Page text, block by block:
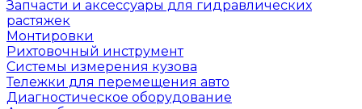
Запчасти и аксессуары для гидравлических
растяжек
Монтировки
Рихтовочный инструмент
Системы измерения кузова
Тележки для перемещения авто
Диагностическое оборудование